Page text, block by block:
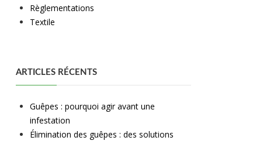
Règlementations
Textile
ARTICLES RÉCENTS
Guêpes : pourquoi agir avant une
infestation
Élimination des guêpes : des solutions